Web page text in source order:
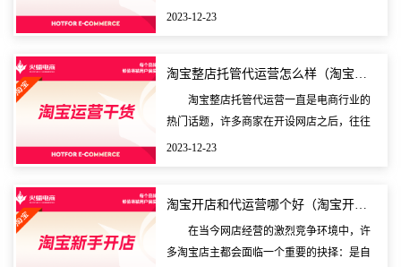
捷和专业的电子商务运营解决方案，通过外
2023-12-23
淘宝整店托管代运营怎么样（淘宝整店托管效果如何）
淘宝整店托管代运营一直是电商行业的
热门话题，许多商家在开设网店之后，往往
会因为种种原因选择将店铺交给第三方代运
2023-12-23
淘宝开店和代运营哪个好（淘宝开店和代运营哪个好一点）
在当今网店经营的激烈竞争环境中，许
多淘宝店主都会面临一个重要的抉择：是自